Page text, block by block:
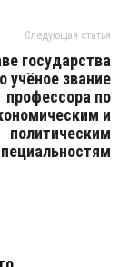
Следующая статья
государства
учёное звание
профессора по
и
политическим